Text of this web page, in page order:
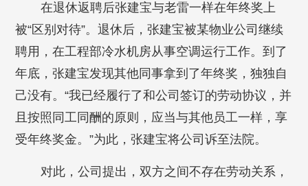
在退休返聘后张建宝与老雷一样在年终奖上
被“区别对待”。退休后，张建宝被某物业公司继续
聘用，在工程部冷水机房从事空调运行工作。到了
年底，张建宝发现其他同事拿到了年终奖，独独自
己没有。“我已经履行了和公司签订的劳动协议，并
且按照同工同酬的原则，应当与其他员工一样，享
受年终奖金。”为此，张建宝将公司诉至法院。
对此，公司提出，双方之间不存在劳动关系，